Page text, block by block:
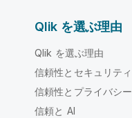
Qlik を選ぶ理由
Qlik を選ぶ理由
信頼性とセキュリティ
信頼性とプライバシー
信頼と AI